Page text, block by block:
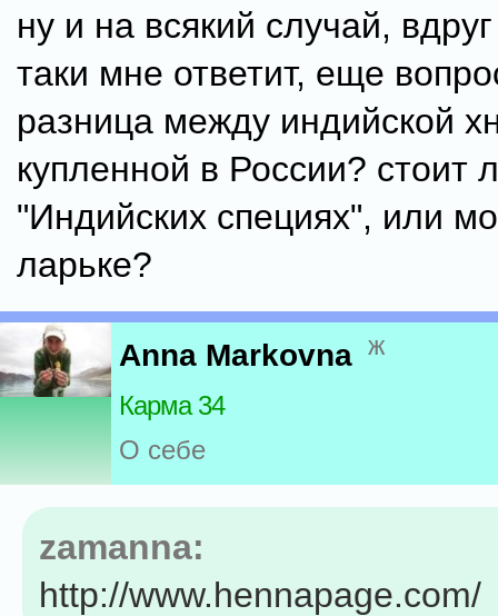
ну и на всякий случай,
таки мне ответит, еще
разница между индийской
купленной в России? стоит
"Индийских специях", или
ларьке?
Anna Markovna ж
Карма 34
О себе
zamanna:
http://www.hennapage.com/